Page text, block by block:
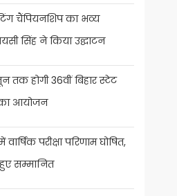
चैंपियनशिप का भव्य
सिंह ने किया उद्घाटन
तक होगी 36वीं बिहार स्टेट
आयोजन
परीक्षा परिणाम घोषित,
हुए सम्मानित